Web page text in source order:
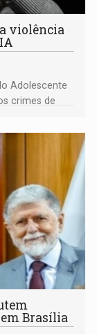
violência
Adolescente
crimes de
Brasília